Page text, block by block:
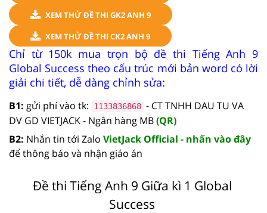
XEM THỬ ĐỀ THI GK2 ANH 9
XEM THỬ ĐỀ THI CK2 ANH 9
Chỉ từ 150k mua trọn bộ đề thi Tiếng Anh 9
Global Success theo cấu trúc mới bản word có lời
giải chi tiết, dễ dàng chỉnh sửa:
B1: gửi phí vào tk: 1133836868 - CT TNHH DAU TU VA
DV GD VIETJACK - Ngân hàng MB(QR)
B2: Nhắn tin tới Zalo VietJack Official - nhấn vào đây
để thông báo và nhận giáo án
Đề thi Tiếng Anh 9 Giữa kì 1 Global
Success